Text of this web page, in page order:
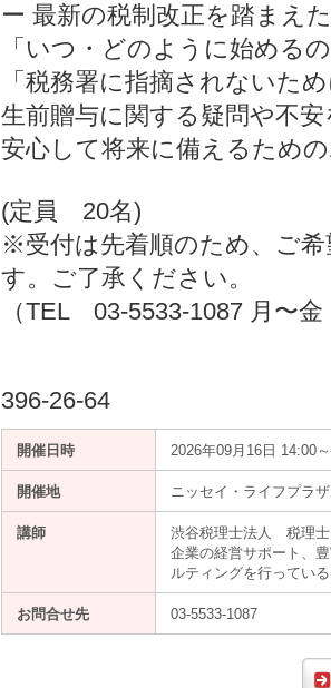
ー 最新の税制改正を踏まえ
「いつ・どのように始める
「税務署に指摘されないた
生前贈与に関する疑問や不
安心して将来に備えるため
(定員 20名)
※受付は先着順のため、ご
す。ご了承ください。
（TEL 03-5533-1087 月〜
396-26-64
開催日時 2026年09月16日 14:00
開催地 ニッセイ・ライフプラ
講師
渋谷税理士法人 税理
企業の経営サポート、
ルティングを行ってい
お問合せ先 03-5533-1087